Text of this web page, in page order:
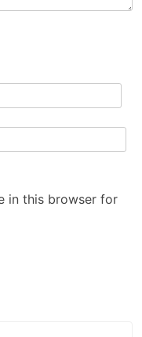
in this browser for